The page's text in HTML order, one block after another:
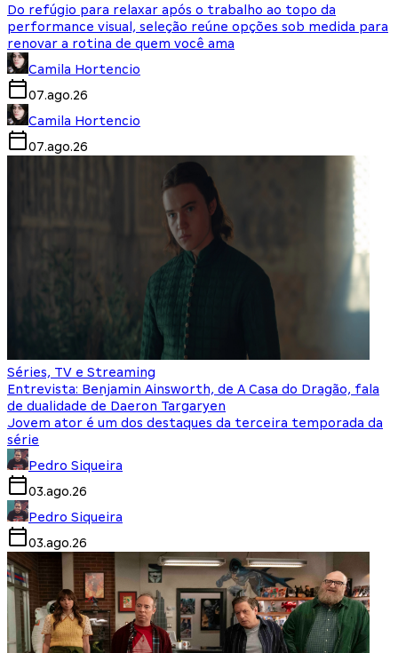
Do refúgio para relaxar após o trabalho ao topo da
performance visual, seleção reúne opções sob medida para
renovar a rotina de quem você ama
Camila Hortencio
07.ago.26
Camila Hortencio
07.ago.26
Séries, TV e Streaming
Entrevista: Benjamin Ainsworth, de A Casa do Dragão, fala
de dualidade de Daeron Targaryen
Jovem ator é um dos destaques da terceira temporada da
série
Pedro Siqueira
03.ago.26
Pedro Siqueira
03.ago.26